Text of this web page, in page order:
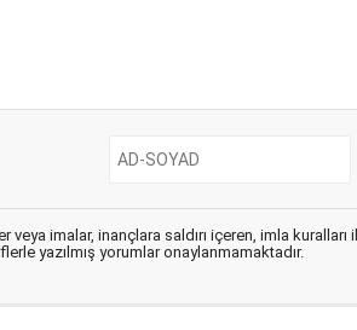
imalar, inançlara saldırı içeren, imla kuralları
yazılmış yorumlar onaylanmamaktadır.